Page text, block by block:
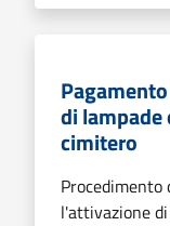
di lampade
cimitero
Procedimento
l'attivazione